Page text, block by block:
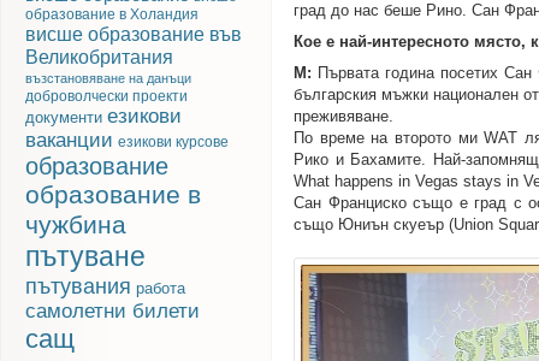
образование в Холандия
висше образование във
Великобритания
възстановяване на данъци
доброволчески проекти
документи езикови
ваканции езикови курсове
образование
образование в
чужбина
пътуване
пътувания работа
самолетни билети
сащ
град до нас беше Рино. Сан
Кое е най-интересното място,
М: Първата година посетих
българския мъжки национален
преживяване.
По време на второто ми WAT
Рико и Бахамите. Най-
What happens in Vegas stays in
Сан Франциско също е град с
също Юниън скуеър (Union